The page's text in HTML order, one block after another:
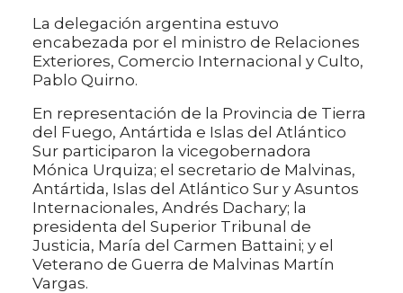
La delegación argentina estuvo
encabezada por el ministro de Relaciones
Exteriores, Comercio Internacional y Culto,
Pablo Quirno.
En representación de la Provincia de Tierra
del Fuego, Antártida e Islas del Atlántico
Sur participaron la vicegobernadora
Mónica Urquiza; el secretario de Malvinas,
Antártida, Islas del Atlántico Sur y Asuntos
Internacionales, Andrés Dachary; la
presidenta del Superior Tribunal de
Justicia, María del Carmen Battaini; y el
Veterano de Guerra de Malvinas Martín
Vargas.